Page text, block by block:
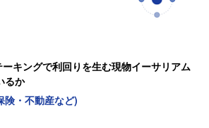
キングで利回りを生む現物イーサリアム
るか
険・不動産など)